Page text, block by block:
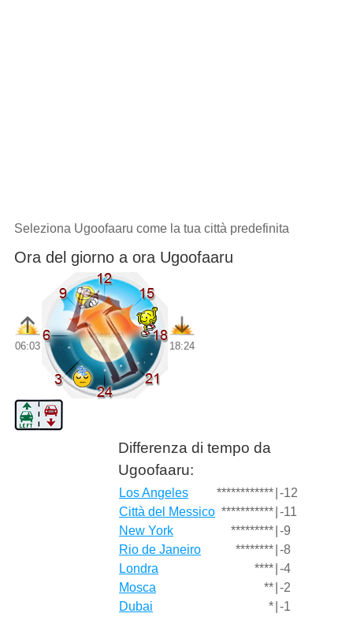
Seleziona Ugoofaaru come la tua città predefinita
Ora del giorno a ora Ugoofaaru
06:03 18:24
Differenza di tempo da
Ugoofaaru:
Los Angeles ************ -12
Città del Messico *********** -11
New York
********* -9
Rio de Janeiro
******** -8
Londra
**** -4
Mosca
** -2
Dubai
* -1